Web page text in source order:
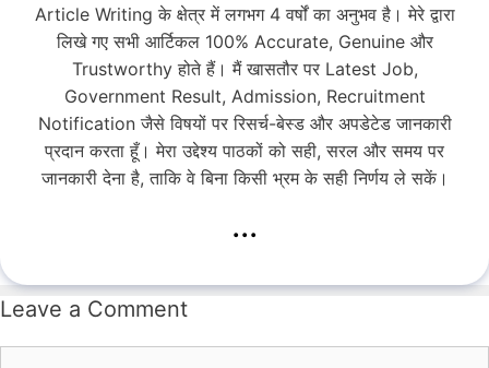
Article Writing के क्षेत्र में लगभग 4 वर्षों का अनुभव है। मेरे द्वारा
लिखे गए सभी आर्टिकल 100% Accurate, Genuine और
Trustworthy होते हैं। मैं खासतौर पर Latest Job,
Government Result, Admission, Recruitment
Notification जैसे विषयों पर रिसर्च-बेस्ड और अपडेटेड जानकारी
प्रदान करता हूँ। मेरा उद्देश्य पाठकों को सही, सरल और समय पर
जानकारी देना है, ताकि वे बिना किसी भ्रम के सही निर्णय ले सकें।
...
Leave a Comment